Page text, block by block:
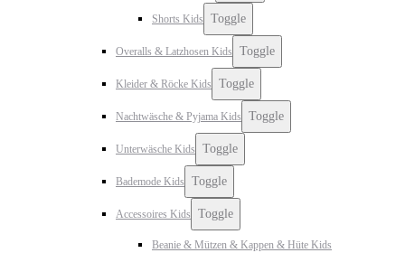
Shorts Kids Toggle
Overalls & Latzhosen Kids Toggle
Kleider & Röcke Kids Toggle
Nachtwäsche & Pyjama Kids Toggle
Unterwäsche Kids Toggle
Bademode Kids Toggle
Accessoires Kids Toggle
Beanie & Mützen & Kappen & Hüte Kids